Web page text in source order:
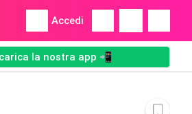
Accedi
la nostra app 📲